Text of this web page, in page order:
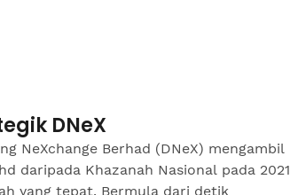
DNeX
NeXchange Berhad (DNeX) mengambil
daripada Khazanah Nasional pada 2021
yang tepat. Bermula dari detik